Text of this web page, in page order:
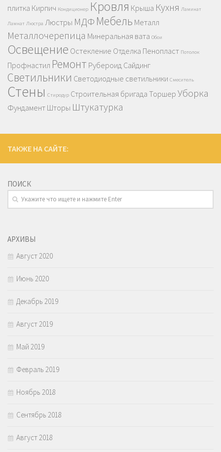
плитка Кирпич Кондиционер Кровля Крыша Кухня Ламинат
Ламнат Люстра Люстры МДФ Мебель Металл
Металлочерепица Минеральная вата Обои
Освещение Остекление Отделка Пенопласт Потолок
Профнастил Ремонт Рубероид Сайдинг
Светильники Светодиодные светильники Смеситель
Стены Стиродур Строительная бригада Торшер Уборка
Фундамент Шторы Штукатурка
ТАКЖЕ НА САЙТЕ:
ПОИСК
АРХИВЫ
Август 2020
Июнь 2020
Декабрь 2019
Август 2019
Май 2019
Февраль 2019
Ноябрь 2018
Сентябрь 2018
Август 2018